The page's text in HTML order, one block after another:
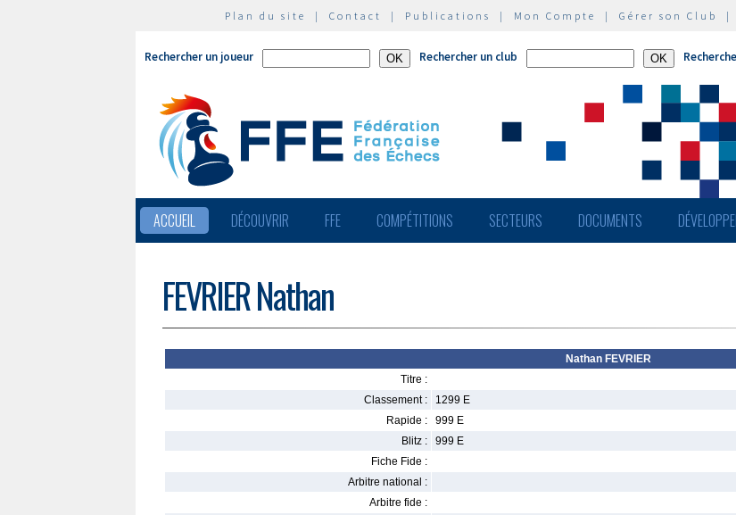
Plan du site | Contact | Publications | Mon Compte | Gérer son Club |
Rechercher un joueur Rechercher un club
ACCUEIL DÉCOUVRIR FFE COMPÉTITIONS SECTEURS DOCUMENTS
FEVRIER Nathan
Nathan FEVRIER
Titre :
Classement :
1299 E
Rapide :
999 E
Blitz :
999 E
Fiche Fide :
Arbitre national :
Arbitre fide :